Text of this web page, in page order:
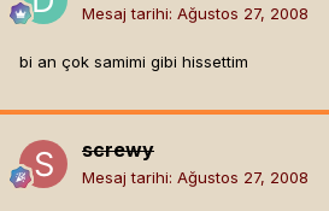
Mesaj tarihi: Ağustos 27, 2008
bi an çok samimi gibi hissettim
screwy
Mesaj tarihi: Ağustos 27, 2008